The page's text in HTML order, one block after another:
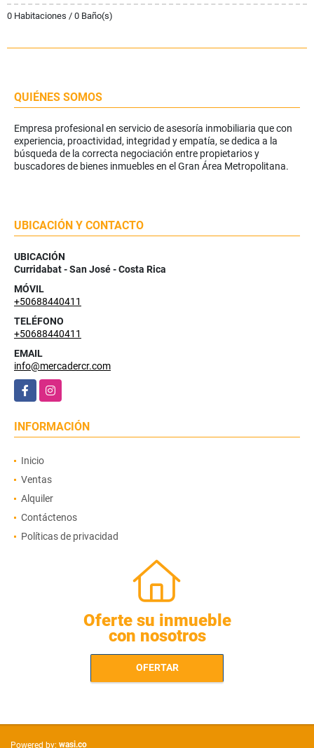
0 Habitaciones / 0 Baño(s)
QUIÉNES SOMOS
Empresa profesional en servicio de asesoría inmobiliaria que con
experiencia, proactividad, integridad y empatía, se dedica a la
búsqueda de la correcta negociación entre propietarios y
buscadores de bienes inmuebles en el Gran Área Metropolitana.
UBICACIÓN Y CONTACTO
UBICACIÓN
Curridabat - San José - Costa Rica
MÓVIL
+50688440411
TELÉFONO
+50688440411
EMAIL
info@mercadercr.com
FacebookInstagram
INFORMACIÓN
Inicio
Ventas
Alquiler
Contáctenos
Políticas de privacidad
Oferte su inmueble
con nosotros
OFERTAR
Powered by: wasi.co